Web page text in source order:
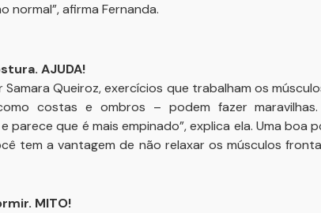
normal”, afirma Fernanda.
AJUDA!
Queiroz, exercícios que trabalham os
costas e ombros – podem fazer maravilhas.
parece que é mais empinado”, explica ela. Uma boa
tem a vantagem de não relaxar os músculos
MITO!